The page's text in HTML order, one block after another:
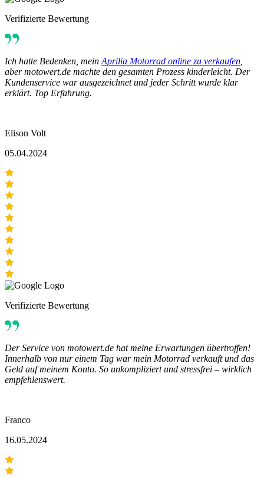
Verifizierte Bewertung
Ich hatte Bedenken, mein Aprilia Motorrad online zu verkaufen
aber motowert.de machte den gesamten Prozess kinderleicht. Der
Kundenservice war ausgezeichnet und jeder Schritt wurde klar
erklärt. Top Erfahrung.
Elison Volt
05.04.2024
Verifizierte Bewertung
Der Service von motowert.de hat meine Erwartungen übertroffen!
Innerhalb von nur einem Tag war mein Motorrad verkauft und das
Geld auf meinem Konto. So unkompliziert und stressfrei – wirklich
empfehlenswert.
Franco
16.05.2024